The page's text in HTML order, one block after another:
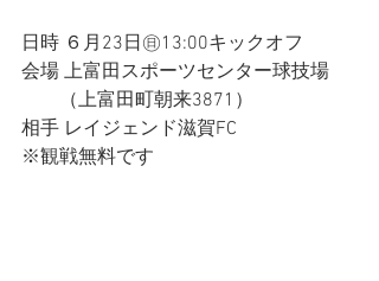
日時 ６月23日㊐13:00キックオフ
会場 上富田スポーツセンター球技場
（上富田町朝来3871）
相手 レイジェンド滋賀FC
※観戦無料です